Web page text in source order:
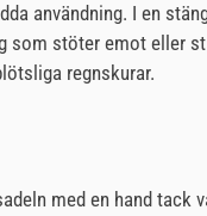
användning. I en
som stöter emot eller
regnskurar.
med en hand